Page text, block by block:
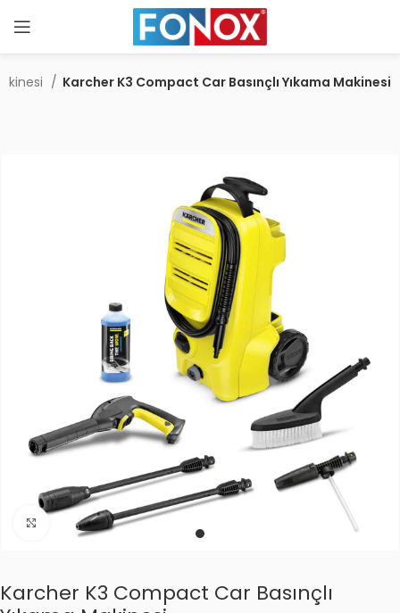
Karcher K3 Compact Car Basınçlı Yıkama Makinesi
Click to enlarge
Karcher K3 Compact Car Basınçlı